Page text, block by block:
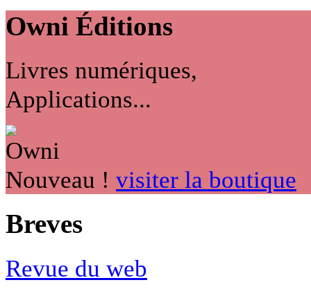
Owni Éditions
Livres numériques,
Applications...
Nouveau ! visiter la boutique
Breves
Revue du web